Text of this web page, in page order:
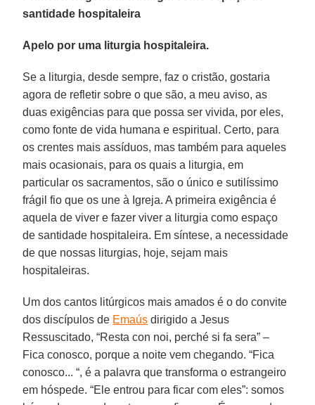
santidade hospitaleira
Apelo por uma liturgia hospitaleira.
Se a liturgia, desde sempre, faz o cristão, gostaria
agora de refletir sobre o que são, a meu aviso, as
duas exigências para que possa ser vivida, por eles,
como fonte de vida humana e espiritual. Certo, para
os crentes mais assíduos, mas também para aqueles
mais ocasionais, para os quais a liturgia, em
particular os sacramentos, são o único e sutilíssimo
frágil fio que os une à Igreja. A primeira exigência é
aquela de viver e fazer viver a liturgia como espaço
de santidade hospitaleira. Em síntese, a necessidade
de que nossas liturgias, hoje, sejam mais
hospitaleiras.
Um dos cantos litúrgicos mais amados é o do convite
dos discípulos de Emaús dirigido a Jesus
Ressuscitado, “Resta con noi, perché si fa sera” –
Fica conosco, porque a noite vem chegando. “Fica
conosco... “, é a palavra que transforma o estrangeiro
em hóspede. “Ele entrou para ficar com eles”: somos